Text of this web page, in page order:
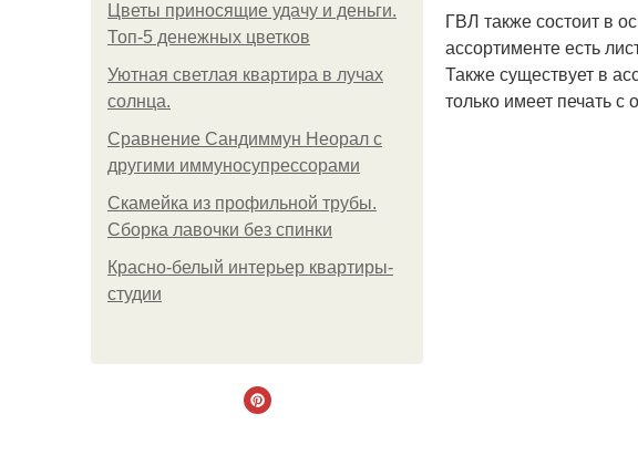
Цветы приносящие удачу и деньги.
Топ-5 денежных цветков
Уютная светлая квартира в лучах
солнца.
Сравнение Сандиммун Неорал с
другими иммуносупрессорами
Скамейка из профильной трубы.
Сборка лавочки без спинки
Красно-белый интерьер квартиры-
студии
ГВЛ также состоит в
ассортименте есть
Также существует в
только имеет печать с